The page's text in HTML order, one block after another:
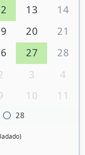
13
14
20
21
27
28
3
4
10 11
28